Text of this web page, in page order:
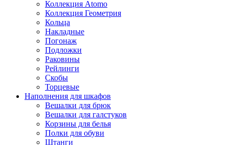
Коллекция Atomo
Коллекция Геометрия
Кольца
Накладные
Погонаж
Подложки
Раковины
Рейлинги
Скобы
Торцевые
Наполнения для шкафов
Вешалки для брюк
Вешалки для галстуков
Корзины для белья
Полки для обуви
Штанги